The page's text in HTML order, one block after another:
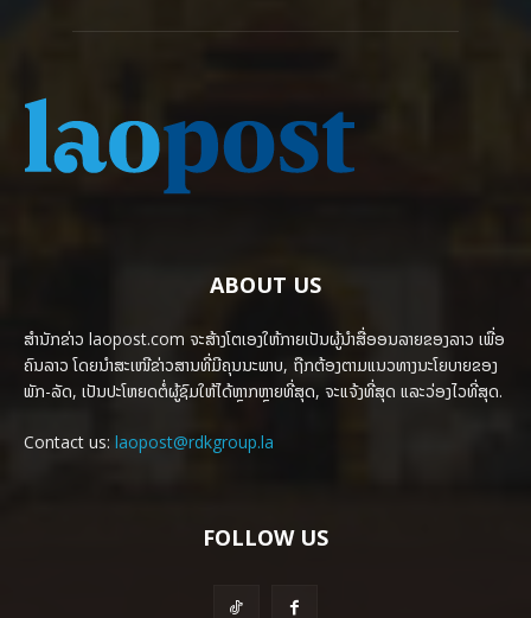
ABOUT US
ສຳນັກຂ່າວ laopost.com ຈະສ້າງໂຕເອງໃຫ້ກາຍເປັນຜູ້ນຳສື່ອອນລາຍຂອງລາວ ເພື່ອ
ຄົນລາວ ໂດຍນຳສະເໜີຂ່າວສານທີ່ມີຄຸນນະພາບ, ຖືກຕ້ອງຕາມແນວທາງນະໂຍບາຍຂອງ
ພັກ-ລັດ, ເປັນປະໂຫຍດຕໍ່ຜູ້ຊົມໃຫ້ໄດ້ຫຼາກຫຼາຍທີ່ສຸດ, ຈະແຈ້ງທີ່ສຸດ ແລະວ່ອງໄວທີ່ສຸດ.
Contact us: laopost@rdkgroup.la
FOLLOW US